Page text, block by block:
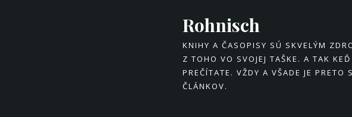
Rohnisch
KNIHY A ČASOPISY SÚ SKVELÝM
Z TOHO VO SVOJEJ TAŠKE. A TAK
PREČÍTATE. VŽDY A VŠADE JE
ČLÁNKOV.